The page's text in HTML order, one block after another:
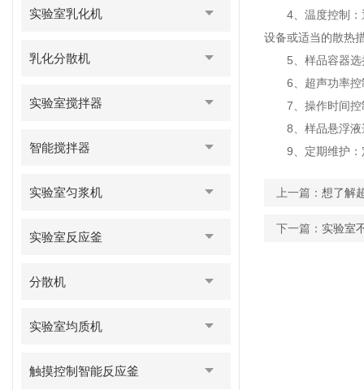
实验室乳化机
乳化分散机
实验室搅拌器
智能搅拌器
实验室匀浆机
实验室反应釜
分散机
实验室均质机
触摸控制智能反应釜
4、温度控制：通
设备或适当的散热
5、样品容器选择
6、超声功率控制
7、操作时间控制
8、样品悬浮液选
9、定期维护：定
上一篇： 想了解
下一篇： 实验室